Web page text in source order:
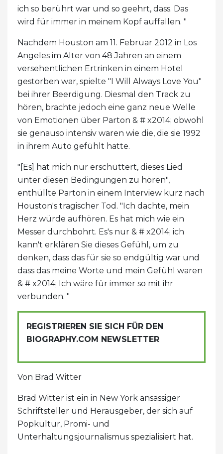
ich so berührt war und so geehrt, dass. Das
wird für immer in meinem Kopf auffallen. "
Nachdem Houston am 11. Februar 2012 in Los
Angeles im Alter von 48 Jahren an einem
versehentlichen Ertrinken in einem Hotel
gestorben war, spielte "I Will Always Love You"
bei ihrer Beerdigung. Diesmal den Track zu
hören, brachte jedoch eine ganz neue Welle
von Emotionen über Parton & # x2014; obwohl
sie genauso intensiv waren wie die, die sie 1992
in ihrem Auto gefühlt hatte.
"[Es] hat mich nur erschüttert, dieses Lied
unter diesen Bedingungen zu hören",
enthüllte Parton in einem Interview kurz nach
Houston's tragischer Tod. "Ich dachte, mein
Herz würde aufhören. Es hat mich wie ein
Messer durchbohrt. Es's nur & # x2014; ich
kann't erklären Sie dieses Gefühl, um zu
denken, dass das für sie so endgültig war und
dass das meine Worte und mein Gefühl waren
& # x2014; Ich wäre für immer so mit ihr
verbunden. "
REGISTRIEREN SIE SICH FÜR DEN
BIOGRAPHY.COM NEWSLETTER
Von Brad Witter
Brad Witter ist ein in New York ansässiger
Schriftsteller und Herausgeber, der sich auf
Popkultur, Promi- und
Unterhaltungsjournalismus spezialisiert hat.